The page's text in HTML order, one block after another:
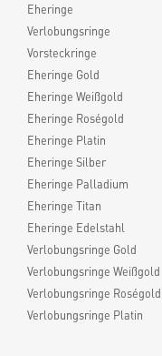
Eheringe
Verlobungsringe
Vorsteckringe
Eheringe Gold
Eheringe Weißgold
Eheringe Roségold
Eheringe Platin
Eheringe Silber
Eheringe Palladium
Eheringe Titan
Eheringe Edelstahl
Verlobungsringe Gold
Verlobungsringe Weißgold
Verlobungsringe Roségold
Verlobungsringe Platin